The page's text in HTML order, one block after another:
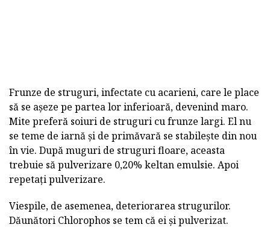
Frunze de struguri, infectate cu acarieni, care le place
să se așeze pe partea lor inferioară, devenind maro.
Mite preferă soiuri de struguri cu frunze largi. El nu
se teme de iarnă și de primăvară se stabilește din nou
în vie. După muguri de struguri floare, aceasta
trebuie să pulverizare 0,20% keltan emulsie. Apoi
repetați pulverizare.
Viespile, de asemenea, deteriorarea strugurilor.
Dăunători Chlorophos se tem că ei și pulverizat.